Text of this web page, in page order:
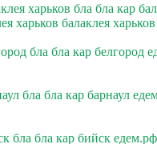
харьков бла бла кар
харьков балаклея харьков
бла бла кар белгород
бла бла кар барнаул
бла бла кар бийск